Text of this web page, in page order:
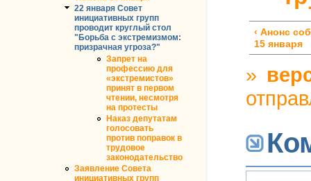
22 января Совет
инициативных групп
проводит круглый стол
"Борьба с экстремизмом:
призрачная угроза?"
Запрет на
профессию для
«экстремистов»
принят в первом
чтении, несмотря
на протесты
Наказ депутатам
голосовать
против поправок в
трудовое
законодательство
Заявление Совета
инициативных групп
‹ Анонс
15 января
»